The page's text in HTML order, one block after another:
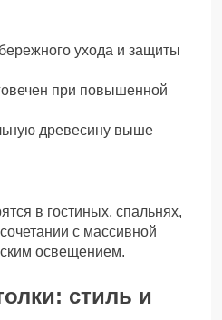
ухода и защиты
при повышенной
древесину выше
в гостиных, спальнях,
с массивной
освещением.
стиль и